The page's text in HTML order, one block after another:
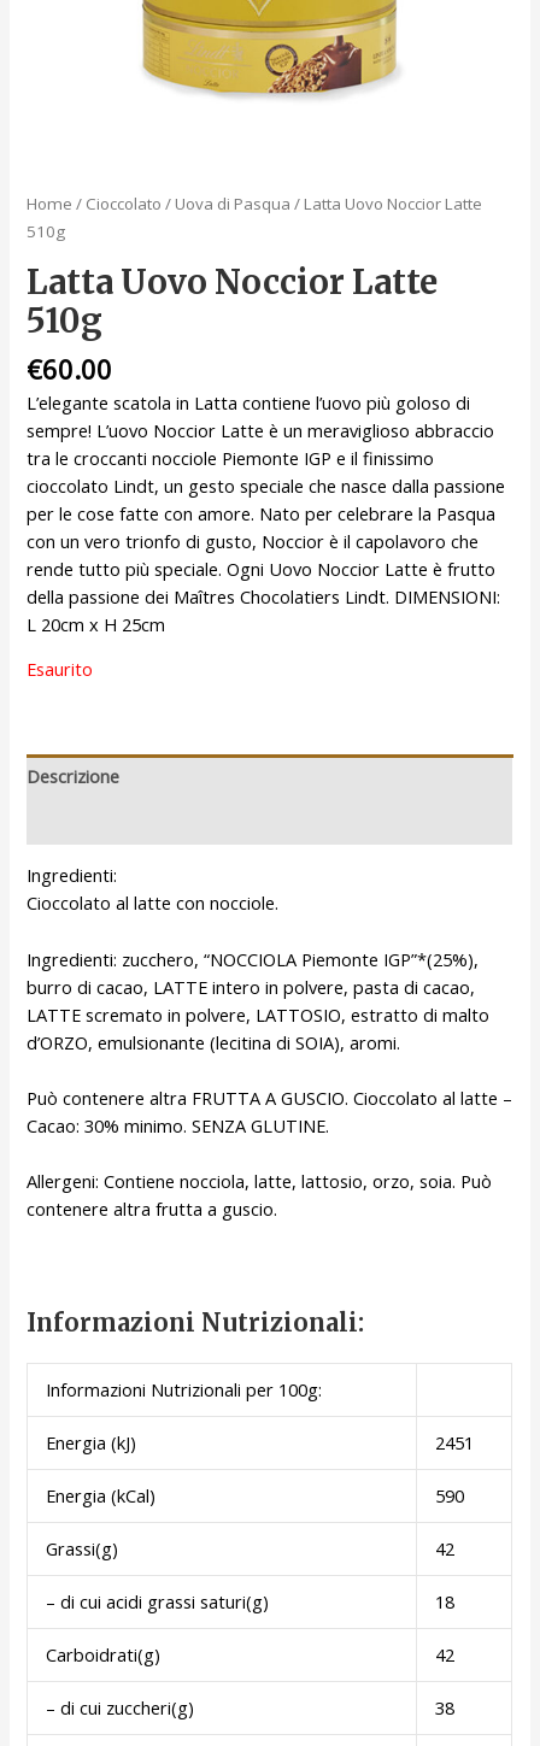
Home / Cioccolato / Uova di Pasqua / Latta Uovo Noccior Latte
510g
Latta Uovo Noccior Latte
510g
€60.00
L’elegante scatola in Latta contiene l’uovo più goloso di
sempre! L’uovo Noccior Latte è un meraviglioso abbraccio
tra le croccanti nocciole Piemonte IGP e il finissimo
cioccolato Lindt, un gesto speciale che nasce dalla passione
per le cose fatte con amore. Nato per celebrare la Pasqua
con un vero trionfo di gusto, Noccior è il capolavoro che
rende tutto più speciale. Ogni Uovo Noccior Latte è frutto
della passione dei Maîtres Chocolatiers Lindt. DIMENSIONI:
L 20cm x H 25cm
Esaurito
Descrizione
Ingredienti:
Cioccolato al latte con nocciole.
Ingredienti: zucchero, “NOCCIOLA Piemonte IGP”*(25%),
burro di cacao, LATTE intero in polvere, pasta di cacao,
LATTE scremato in polvere, LATTOSIO, estratto di malto
d’ORZO, emulsionante (lecitina di SOIA), aromi.
Può contenere altra FRUTTA A GUSCIO. Cioccolato al latte –
Cacao: 30% minimo. SENZA GLUTINE.
Allergeni: Contiene nocciola, latte, lattosio, orzo, soia. Può
contenere altra frutta a guscio.
Informazioni Nutrizionali:
Informazioni Nutrizionali per 100g:
Energia (kJ) 2451
Energia (kCal) 590
Grassi(g) 42
– di cui acidi grassi saturi(g) 18
Carboidrati(g) 42
– di cui zuccheri(g) 38